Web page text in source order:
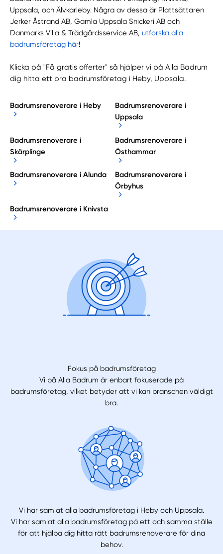
Uppsala, och Älvkarleby. Några av dessa är Plattsättaren
Jerker Åstrand AB, Gamla Uppsala Snickeri AB och
Danmarks Villa & Trädgårdsservice AB,utforska alla
badrumsföretag här!
Klicka på "Få gratis offerter" så hjälper vi på Alla Badrum
dig hitta ett bra badrumsföretag i Heby, Uppsala.
Badrumsrenoverare i Heby
Badrumsrenoverare i
Uppsala
Badrumsrenoverare i
Skärplinge
Badrumsrenoverare i
Östhammar
Badrumsrenoverare i Alunda
Badrumsrenoverare i
Örbyhus
Badrumsrenoverare i Knivsta
Fokus på badrumsföretag
Vi på Alla Badrum är enbart fokuserade på
badrumsföretag, vilket betyder att vi kan branschen väldigt
bra.
Vi har samlat alla badrumsföretag i Heby och Uppsala.
Vi har samlat alla badrumsföretag på ett och samma ställe
för att hjälpa dig hitta rätt badrumsrenoverare för dina
behov.